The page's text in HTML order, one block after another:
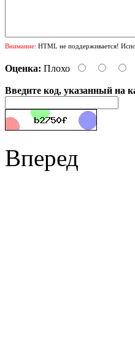
Внимание: HTML не поддерживается!
Оценка: Плохо
Введите код, указанный на
Вперед